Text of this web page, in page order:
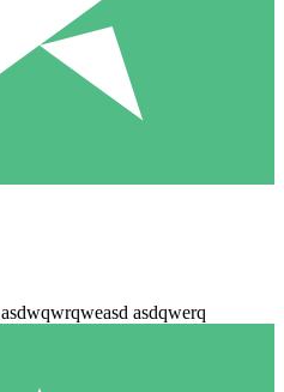
asdwqwrqweasd asdqwerq